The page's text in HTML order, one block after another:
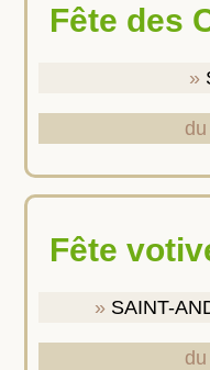
Fête des
Fête
SAINT-